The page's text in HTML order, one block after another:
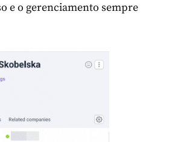
e o gerenciamento sempre